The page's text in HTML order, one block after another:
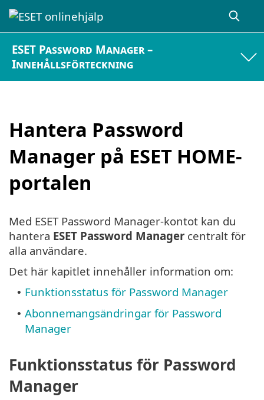
ESET Password Manager –
Innehållsförteckning
Hantera Password
Manager på ESET HOME-
portalen
Med ESET Password Manager-kontot kan du
hantera ESET Password Manager centralt för
alla användare.
Det här kapitlet innehåller information om:
• Funktionsstatus för Password Manager
• Abonnemangsändringar för Password
Manager
Funktionsstatus för Password
Manager